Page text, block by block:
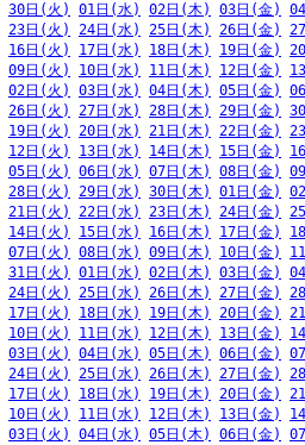
30日(火) 01日(水) 02日(木) 03日(金)
23日(火) 24日(水) 25日(木) 26日(金)
16日(火) 17日(水) 18日(木) 19日(金)
09日(火) 10日(水) 11日(木) 12日(金)
02日(火) 03日(水) 04日(木) 05日(金)
26日(火) 27日(水) 28日(木) 29日(金)
19日(火) 20日(水) 21日(木) 22日(金)
12日(火) 13日(水) 14日(木) 15日(金)
05日(火) 06日(水) 07日(木) 08日(金)
28日(火) 29日(水) 30日(木) 01日(金)
21日(火) 22日(水) 23日(木) 24日(金)
14日(火) 15日(水) 16日(木) 17日(金)
07日(火) 08日(水) 09日(木) 10日(金)
31日(火) 01日(水) 02日(木) 03日(金)
24日(火) 25日(水) 26日(木) 27日(金)
17日(火) 18日(水) 19日(木) 20日(金)
10日(火) 11日(水) 12日(木) 13日(金)
03日(火) 04日(水) 05日(木) 06日(金)
24日(火) 25日(水) 26日(木) 27日(金)
17日(火) 18日(水) 19日(木) 20日(金)
10日(火) 11日(水) 12日(木) 13日(金)
03日(火) 04日(水) 05日(木) 06日(金)